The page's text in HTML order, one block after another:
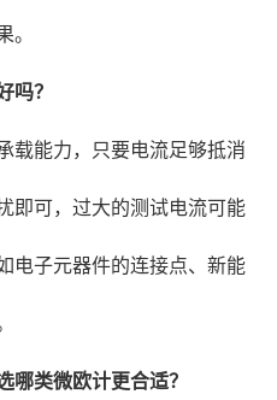
。
吗？
载能力，只要电流足够抵消
即可，过大的测试电流可能
电子元器件的连接点、新能
哪类微欧计更合适？